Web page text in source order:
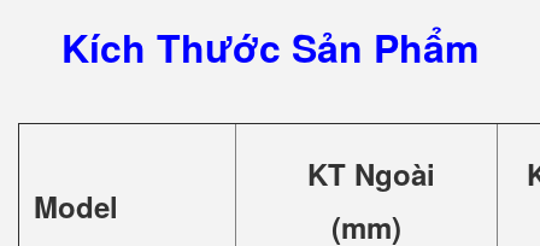
Kích Thước Sản Phẩm
Model
KT Ngoài
(mm)